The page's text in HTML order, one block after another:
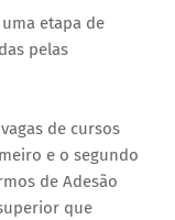
etapa de
pelas
de cursos
e o segundo
de Adesão
que